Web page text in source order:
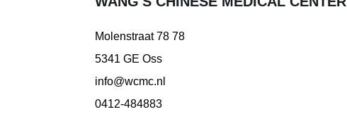
Molenstraat 78 78
5341 GE Oss
info@wcmc.nl
0412-484883